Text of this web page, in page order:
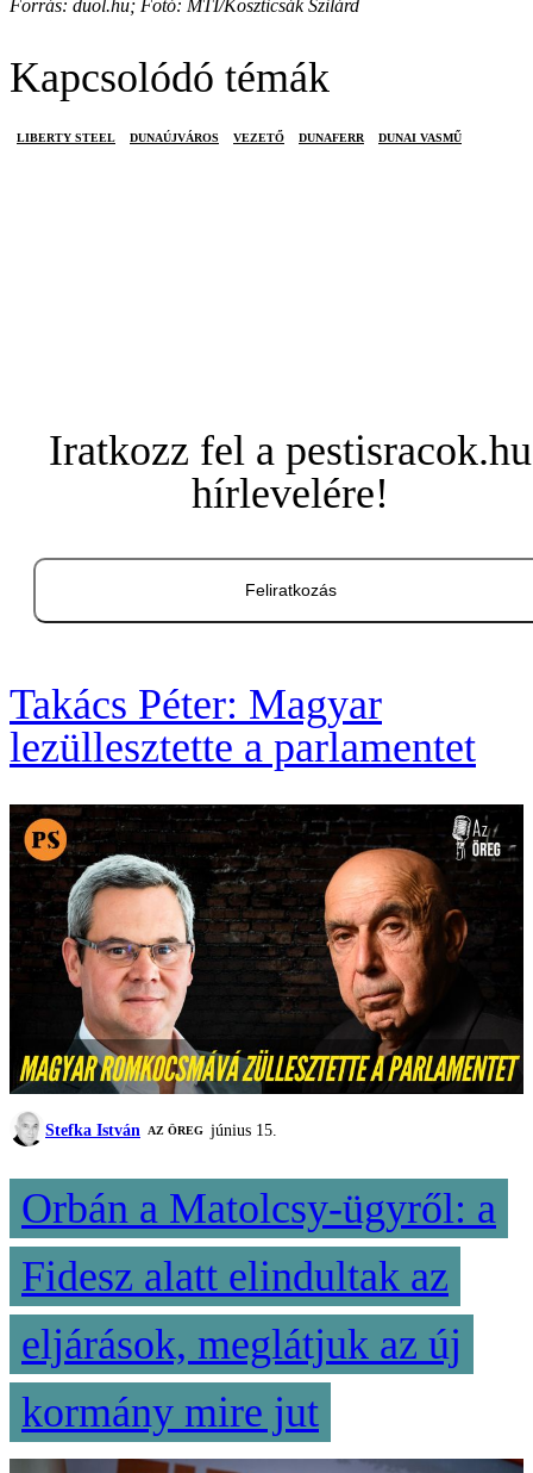
Forrás: duol.hu; Fotó: MTI/Koszticsák Szilárd
Kapcsolódó témák
LIBERTY STEEL DUNAÚJVÁROS VEZETŐ DUNAFERR DUNAI VASMŰ
Iratkozz fel a pestisracok.hu
hírlevelére!
Feliratkozás
Takács Péter: Magyar
lezüllesztette a parlamentet
Stefka István AZ ÖREG június 15.
Orbán a Matolcsy-ügyről: a
Fidesz alatt elindultak az
eljárások, meglátjuk az új
kormány mire jut